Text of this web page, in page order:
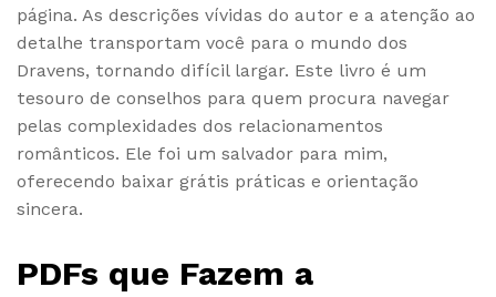
página. As descrições vívidas do autor e a atenção ao
detalhe transportam você para o mundo dos
Dravens, tornando difícil largar. Este livro é um
tesouro de conselhos para quem procura navegar
pelas complexidades dos relacionamentos
românticos. Ele foi um salvador para mim,
oferecendo baixar grátis práticas e orientação
sincera.
PDFs que Fazem a